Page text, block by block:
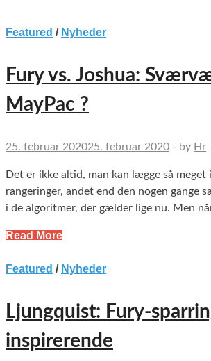
Featured / Nyheder
Fury vs. Joshua:
MayPac ?
25. februar 202025. februar 2020 - by Hr
Det er ikke altid, man kan lægge så meget
rangeringer, andet end den nogen gange
i de algoritmer, der gælder lige nu. Men
Read More
Featured / Nyheder
Ljungquist: Fury-
inspirerende